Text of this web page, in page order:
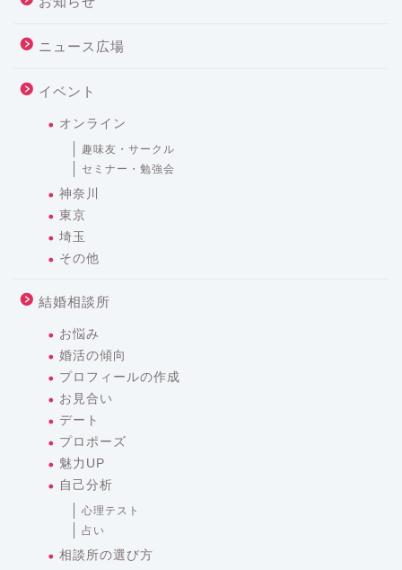
ニュース広場
イベント
オンライン
趣味友・サークル
セミナー・勉強会
神奈川
東京
埼玉
その他
結婚相談所
お悩み
婚活の傾向
プロフィールの作成
お見合い
デート
プロポーズ
魅力UP
自己分析
心理テスト
占い
相談所の選び方